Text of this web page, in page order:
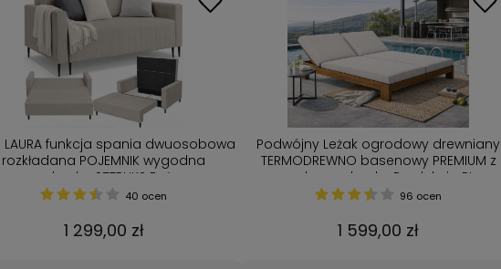
LAURA funkcja spania dwuosobowa
rozkładana POJEMNIK wygodna
amerykanka SZTRUKS Beżowy
40 ocen
1 299,00 zł
Podwójny Leżak ogrodowy drewniany
TERMODREWNO basenowy PREMIUM z
grubą poduszką Produkcja PL
96 ocen
1 599,00 zł